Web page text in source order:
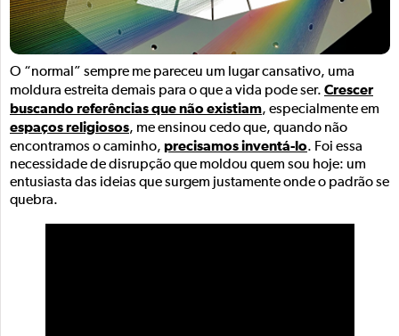
O “normal” sempre me pareceu um lugar cansativo, uma
moldura estreita demais para o que a vida pode ser. Crescer
buscando referências que não existiam, especialmente em
espaços religiosos, me ensinou cedo que, quando não
encontramos o caminho, precisamos inventá-lo. Foi essa
necessidade de disrupção que moldou quem sou hoje: um
entusiasta das ideias que surgem justamente onde o padrão se
quebra.